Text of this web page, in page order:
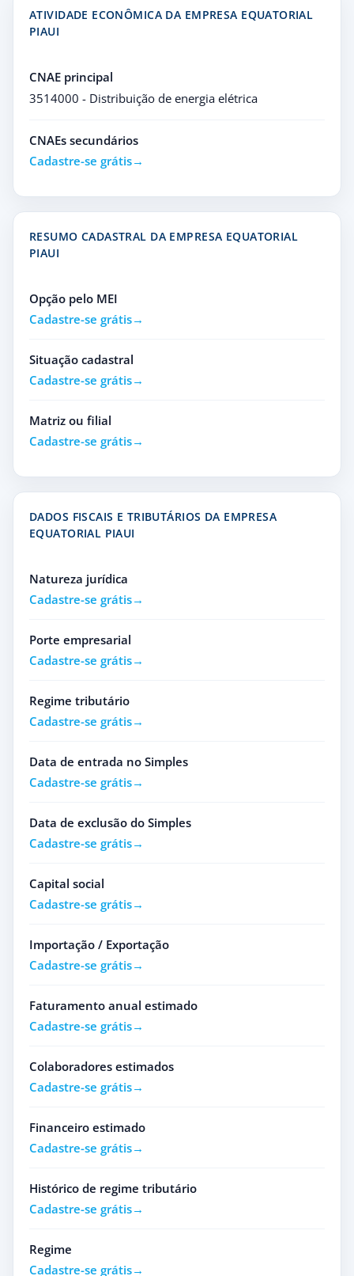
ATIVIDADE ECONÔMICA DA EMPRESA EQUATORIAL
PIAUI
CNAE principal
3514000 - Distribuição de energia elétrica
CNAEs secundários
Cadastre-se grátis
RESUMO CADASTRAL DA EMPRESA EQUATORIAL
PIAUI
Opção pelo MEI
Cadastre-se grátis
Situação cadastral
Cadastre-se grátis
Matriz ou filial
Cadastre-se grátis
DADOS FISCAIS E TRIBUTÁRIOS DA EMPRESA
EQUATORIAL PIAUI
Natureza jurídica
Cadastre-se grátis
Porte empresarial
Cadastre-se grátis
Regime tributário
Cadastre-se grátis
Data de entrada no Simples
Cadastre-se grátis
Data de exclusão do Simples
Cadastre-se grátis
Capital social
Cadastre-se grátis
Importação / Exportação
Cadastre-se grátis
Faturamento anual estimado
Cadastre-se grátis
Colaboradores estimados
Cadastre-se grátis
Financeiro estimado
Cadastre-se grátis
Histórico de regime tributário
Cadastre-se grátis
Regime
Cadastre-se grátis